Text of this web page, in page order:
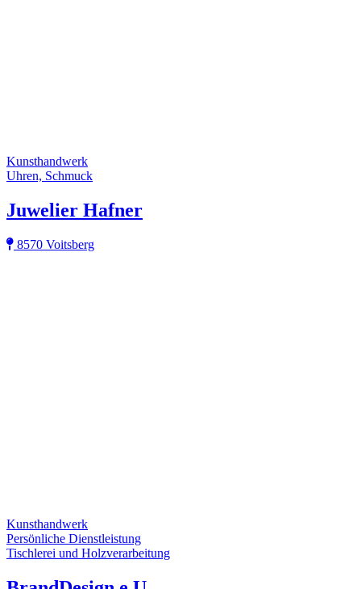
Kunsthandwerk
Uhren, Schmuck
Juwelier Hafner
8570 Voitsberg
Kunsthandwerk
Persönliche Dienstleistung
Tischlerei und Holzverarbeitung